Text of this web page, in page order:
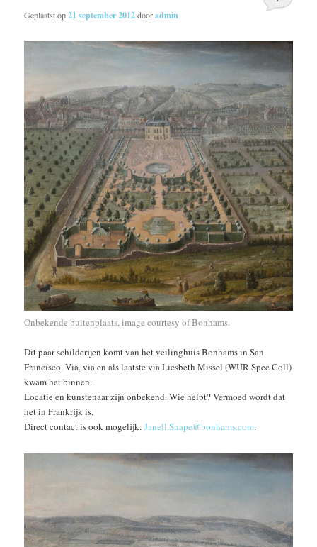
Geplaatst op21 september 2012dooradmin
Onbekende buitenplaats, image courtesy of Bonhams.
Dit paar schilderijen komt van het veilinghuis Bonhams in San
Francisco. Via, via en als laatste via Liesbeth Missel (WUR Spec Coll)
kwam het binnen.
Locatie en kunstenaar zijn onbekend. Wie helpt? Vermoed wordt dat
het in Frankrijk is.
Direct contact is ook mogelijk:Janell.Snape@bonhams.com.